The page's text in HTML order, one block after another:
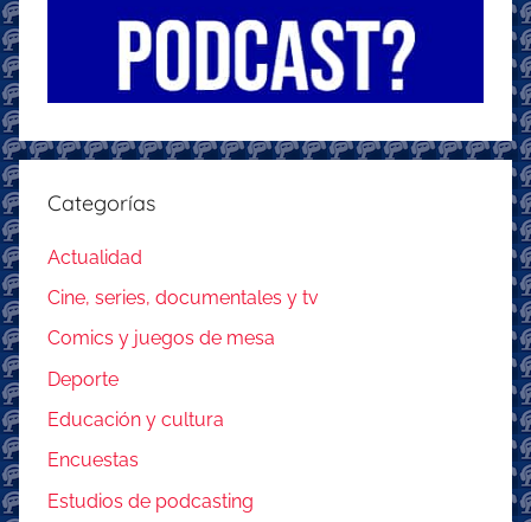
Categorías
Actualidad
Cine, series, documentales y tv
Comics y juegos de mesa
Deporte
Educación y cultura
Encuestas
Estudios de podcasting